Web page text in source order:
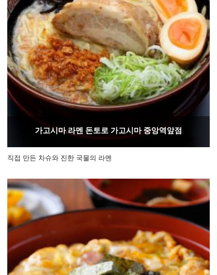
가고시마 라멘 돈토로 가고시마 중앙역앞점
직접 만든 차슈와 진한 국물의 라멘